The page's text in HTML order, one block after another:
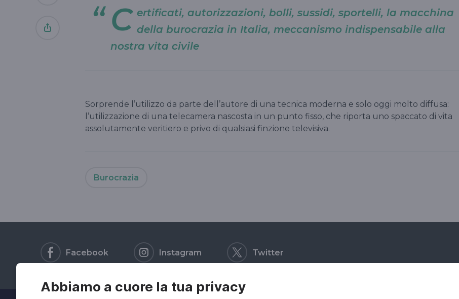
Abbiamo a cuore la tua privacy
C ertificati, autorizzazioni, bolli, sussidi, sportelli, la macchina
della burocrazia in Italia, meccanismo indispensabile alla
nostra vita civile
Sorprende l’utilizzo da parte dell’autore di una tecnica moderna e solo oggi molto diffusa:
l’utilizzazione di una telecamera nascosta in un punto fisso, che riporta uno spaccato di vita
assolutamente veritiero e privo di qualsiasi finzione televisiva.
Burocrazia
Facebook Instagram Twitter